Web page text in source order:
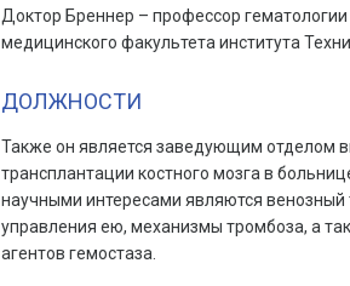
Доктор Бреннер – профессор
медицинского факультета института
ДОЛЖНОСТИ
Также он является заведующим отделом
трансплантации костного мозга в
научными интересами являются
управления ею, механизмы тромбоза, а
агентов гемостаза.